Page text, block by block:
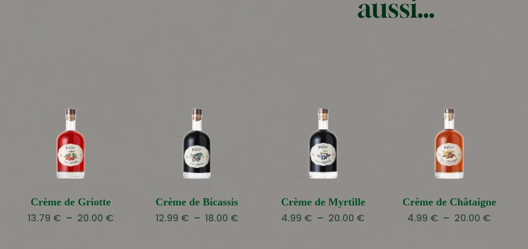
aussi…
Crème de Griotte
13.79 € – 20.00 €
Crème de Bicassis
12.99 € – 18.00 €Plage
Crème de Myrtille
4.99 € – 20.00 €
Crème de Châtaigne
4.99 € – 20.00 €